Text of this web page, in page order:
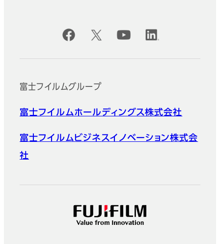
公式SNSアカウント
富士フイルムグループ
富士フイルムホールディングス株式会社
富士フイルムビジネスイノベーション株式会
社